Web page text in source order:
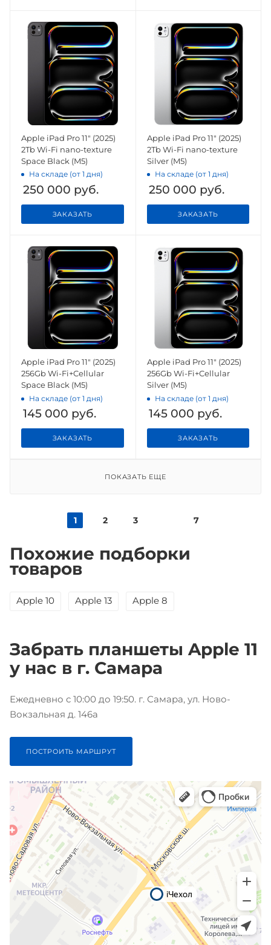
Apple iPad Pro 11" (2025)
2Tb Wi-Fi nano-texture
Space Black (M5)
На складе (от 1 дня)
250 000 руб.
ЗАКАЗАТЬ
Apple iPad Pro 11" (2025)
2Tb Wi-Fi nano-texture
Silver (M5)
На складе (от 1 дня)
250 000 руб.
ЗАКАЗАТЬ
Apple iPad Pro 11" (2025)
256Gb Wi-Fi+Cellular
Space Black (M5)
На складе (от 1 дня)
145 000 руб.
ЗАКАЗАТЬ
Apple iPad Pro 11" (2025)
256Gb Wi-Fi+Cellular
Silver (M5)
На складе (от 1 дня)
145 000 руб.
ЗАКАЗАТЬ
ПОКАЗАТЬ ЕЩЕ
1 2 3 7
Похожие подборки
товаров
Apple 10 Apple 13 Apple 8
Забрать планшеты Apple 11
у нас в г. Самара
Ежедневно с 10:00 до 19:50. г. Самара, ул. Ново-
Вокзальная д. 146а
ПОСТРОИТЬ МАРШРУТ